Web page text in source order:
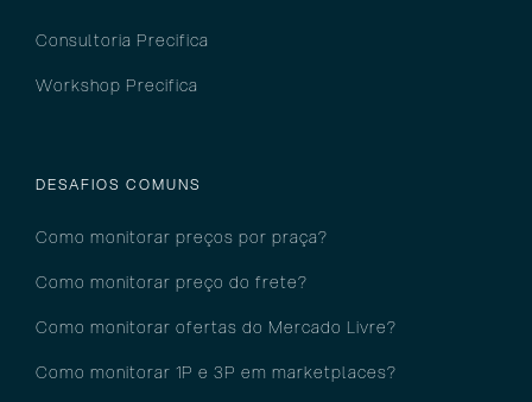
Consultoria Precifica
Workshop Precifica
DESAFIOS COMUNS
Como monitorar preços por praça?
Como monitorar preço do frete?
Como monitorar ofertas do Mercado Livre?
Como monitorar 1P e 3P em marketplaces?